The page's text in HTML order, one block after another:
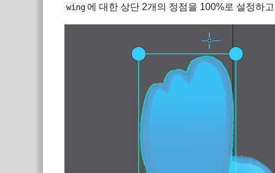
wing 에 대한 상단 2개의 정점을 100%로 설정하고